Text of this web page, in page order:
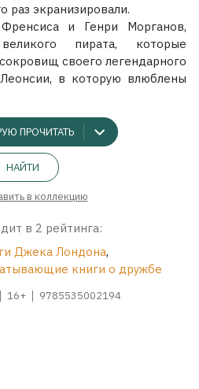
раз экранизировали.
и Генри Морганов,
пирата, которые
своего легендарного
в которую влюблены
ПРОЧИТАТЬ
НАЙТИ
в коллекцию
в 2 рейтинга:
Джека Лондона,
книги о дружбе
16+ 9785535002194